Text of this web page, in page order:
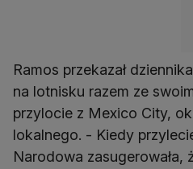
Ramos przekazał
na lotnisku razem ze
przylocie z Mexico City,
lokalnego. - Kiedy
Narodowa zasugerowała,